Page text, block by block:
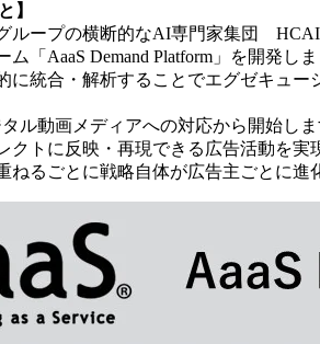
】
ループの横断的なAI専門家集団
「AaaS Demand Platform」を開発
に統合・解析することでエグゼキュ
タル動画メディアへの対応から開始
クトに反映・再現できる広告活動を
ねるごとに戦略自体が広告主ごとに